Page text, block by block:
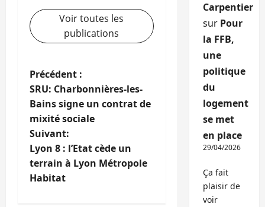
Voir toutes les
publications
N
a
v
i
g
Précédent :
SRU: Charbonnières-les-
Bains signe un contrat de
mixité sociale
Suivant:
Lyon 8 : l’Etat cède un
terrain à Lyon Métropole
Habitat
Carpentier
sur Pour
la FFB,
une
politique
du
logement
se met
en place
29/04/2026
Ça fait
plaisir de
voir